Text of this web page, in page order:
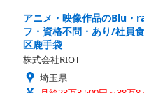
アニメ・映像作品のBlu・
フ・資格不問・あり/社員
区鹿手袋
株式会社RIOT
埼玉県